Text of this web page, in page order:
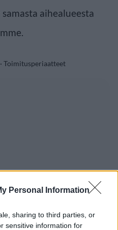
Personal Information
sharing to third parties, or
sensitive information for
aihealueesta
· Toimitusperiaatteet